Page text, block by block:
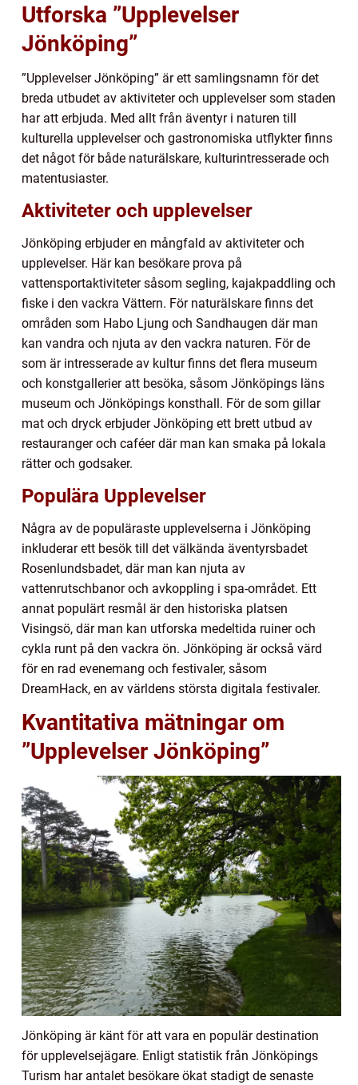
Utforska ”Upplevelser
Jönköping”
”Upplevelser Jönköping” är ett samlingsnamn för det
breda utbudet av aktiviteter och upplevelser som staden
har att erbjuda. Med allt från äventyr i naturen till
kulturella upplevelser och gastronomiska utflykter finns
det något för både naturälskare, kulturintresserade och
matentusiaster.
Aktiviteter och upplevelser
Jönköping erbjuder en mångfald av aktiviteter och
upplevelser. Här kan besökare prova på
vattensportaktiviteter såsom segling, kajakpaddling och
fiske i den vackra Vättern. För naturälskare finns det
områden som Habo Ljung och Sandhaugen där man
kan vandra och njuta av den vackra naturen. För de
som är intresserade av kultur finns det flera museum
och konstgallerier att besöka, såsom Jönköpings läns
museum och Jönköpings konsthall. För de som gillar
mat och dryck erbjuder Jönköping ett brett utbud av
restauranger och caféer där man kan smaka på lokala
rätter och godsaker.
Populära Upplevelser
Några av de populäraste upplevelserna i Jönköping
inkluderar ett besök till det välkända äventyrsbadet
Rosenlundsbadet, där man kan njuta av
vattenrutschbanor och avkoppling i spa-området. Ett
annat populärt resmål är den historiska platsen
Visingsö, där man kan utforska medeltida ruiner och
cykla runt på den vackra ön. Jönköping är också värd
för en rad evenemang och festivaler, såsom
DreamHack, en av världens största digitala festivaler.
Kvantitativa mätningar om
”Upplevelser Jönköping”
Jönköping är känt för att vara en populär destination
för upplevelsejägare. Enligt statistik från Jönköpings
Turism har antalet besökare ökat stadigt de senaste